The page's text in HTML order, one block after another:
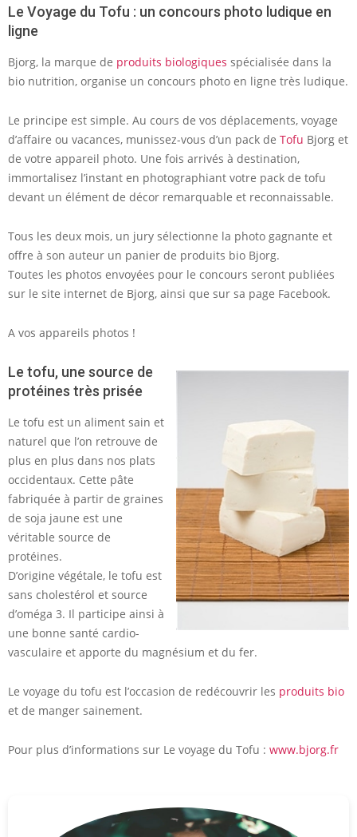
Le Voyage du Tofu : un concours photo ludique en
ligne
Bjorg, la marque de produits biologiques spécialisée dans la
bio nutrition, organise un concours photo en ligne très ludique.
Le principe est simple. Au cours de vos déplacements, voyage
d’affaire ou vacances, munissez-vous d’un pack de Tofu Bjorg et
de votre appareil photo. Une fois arrivés à destination,
immortalisez l’instant en photographiant votre pack de tofu
devant un élément de décor remarquable et reconnaissable.
Tous les deux mois, un jury sélectionne la photo gagnante et
offre à son auteur un panier de produits bio Bjorg.
Toutes les photos envoyées pour le concours seront publiées
sur le site internet de Bjorg, ainsi que sur sa page Facebook.
A vos appareils photos !
Le tofu, une source de
protéines très prisée
Le tofu est un aliment sain et
naturel que l’on retrouve de
plus en plus dans nos plats
occidentaux. Cette pâte
fabriquée à partir de graines
de soja jaune est une
véritable source de
protéines.
D’origine végétale, le tofu est
sans cholestérol et source
d’oméga 3. Il participe ainsi à
une bonne santé cardio-
vasculaire et apporte du magnésium et du fer.
Le voyage du tofu est l’occasion de redécouvrir les produits bio
et de manger sainement.
Pour plus d’informations sur Le voyage du Tofu : www.bjorg.fr